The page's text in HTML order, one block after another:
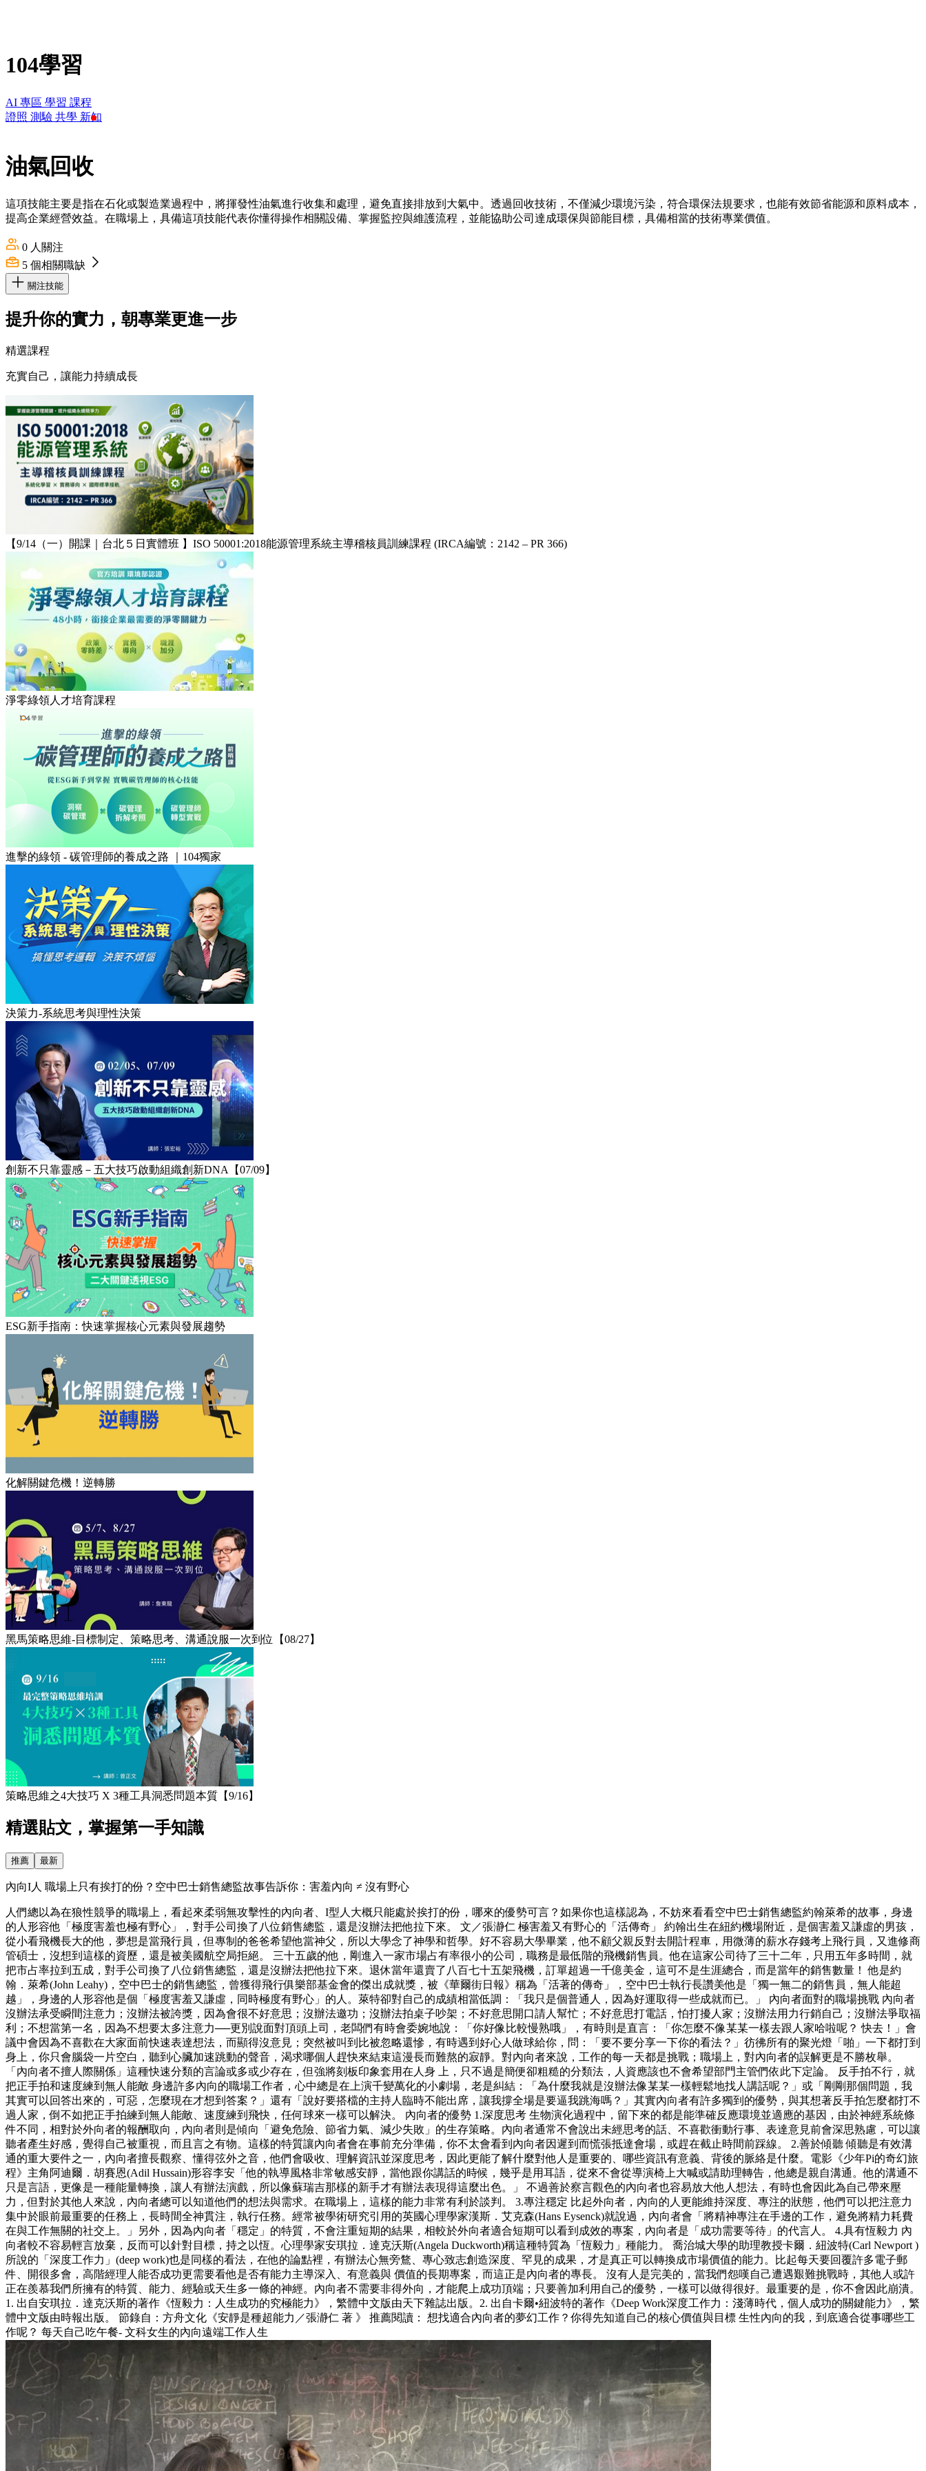
104學習
AI 專區 學習 課程
證照 測驗 共學 新知
油氣回收
這項技能主要是指在石化或製造業過程中，將揮發性油氣進行收集和處理，避免直接排放到大氣中。透過回收技術，不僅減少環境污染，符合環保法規要求，也能有效節省能源和原料成本，
提高企業經營效益。在職場上，具備這項技能代表你懂得操作相關設備、掌握監控與維護流程，並能協助公司達成環保與節能目標，具備相當的技術專業價值。
0 人關注
5 個相關職缺
關注技能
提升你的實力，朝專業更進一步
精選課程
充實自己，讓能力持續成長
【9/14（一）開課｜台北５日實體班 】ISO 50001:2018能源管理系統主導稽核員訓練課程 (IRCA編號：2142 – PR 366)
淨零綠領人才培育課程
進擊的綠領 - 碳管理師的養成之路 ｜104獨家
決策力-系統思考與理性決策
創新不只靠靈感－五大技巧啟動組織創新DNA【07/09】
ESG新手指南：快速掌握核心元素與發展趨勢
化解關鍵危機！逆轉勝
黑馬策略思維-目標制定、策略思考、溝通說服一次到位【08/27】
策略思維之4大技巧 X 3種工具洞悉問題本質【9/16】
精選貼文，掌握第一手知識
推薦 最新
內向I人 職場上只有挨打的份？空中巴士銷售總監故事告訴你：害羞內向 ≠ 沒有野心
人們總以為在狼性競爭的職場上，看起來柔弱無攻擊性的內向者、I型人大概只能處於挨打的份，哪來的優勢可言？如果你也這樣認為，不妨來看看空中巴士銷售總監約翰萊希的故事，身邊
的人形容他「極度害羞也極有野心」，對手公司換了八位銷售總監，還是沒辦法把他拉下來。 文／張瀞仁 極害羞又有野心的「活傳奇」 約翰出生在紐約機場附近，是個害羞又謙虛的男孩，
從小看飛機長大的他，夢想是當飛行員，但專制的爸爸希望他當神父，所以大學念了神學和哲學。好不容易大學畢業，他不顧父親反對去開計程車，用微薄的薪水存錢考上飛行員，又進修商
管碩士，沒想到這樣的資歷，還是被美國航空局拒絕。 三十五歲的他，剛進入一家市場占有率很小的公司，職務是最低階的飛機銷售員。他在這家公司待了三十二年，只用五年多時間，就
把市占率拉到五成，對手公司換了八位銷售總監，還是沒辦法把他拉下來。退休當年還賣了八百七十五架飛機，訂單超過一千億美金，這可不是生涯總合，而是當年的銷售數量！ 他是約
翰．萊希(John Leahy)，空中巴士的銷售總監，曾獲得飛行俱樂部基金會的傑出成就獎，被《華爾街日報》稱為「活著的傳奇」，空中巴士執行長讚美他是「獨一無二的銷售員，無人能超
越」，身邊的人形容他是個「極度害羞又謙虛，同時極度有野心」的人。萊特卻對自己的成績相當低調：「我只是個普通人，因為好運取得一些成就而已。」 內向者面對的職場挑戰 內向者
沒辦法承受瞬間注意力；沒辦法被誇獎，因為會很不好意思；沒辦法邀功；沒辦法拍桌子吵架；不好意思開口請人幫忙；不好意思打電話，怕打擾人家；沒辦法用力行銷自己；沒辦法爭取福
利；不想當第一名，因為不想要太多注意力──更別說面對頂頭上司，老闆們有時會委婉地說：「你好像比較慢熟哦」，有時則是直言：「你怎麼不像某某一樣去跟人家哈啦呢？ 快去！」會
議中會因為不喜歡在大家面前快速表達想法，而顯得沒意見；突然被叫到比被忽略還慘，有時遇到好心人做球給你，問：「要不要分享一下你的看法？」彷彿所有的聚光燈「啪」一下都打到
身上，你只會腦袋一片空白，聽到心臟加速跳動的聲音，渴求哪個人趕快來結束這漫長而難熬的寂靜。對內向者來說，工作的每一天都是挑戰；職場上，對內向者的誤解更是不勝枚舉。
「內向者不擅人際關係」這種快速分類的言論或多或少存在，但強將刻板印象套用在人身 上，只不過是簡便卻粗糙的分類法，人資應該也不會希望部門主管們依此下定論。 反手拍不行，就
把正手拍和速度練到無人能敵 身邊許多內向的職場工作者，心中總是在上演千變萬化的小劇場，老是糾結：「為什麼我就是沒辦法像某某一樣輕鬆地找人講話呢？」或「剛剛那個問題，我
其實可以回答出來的，可惡，怎麼現在才想到答案？」還有「說好要搭檔的主持人臨時不能出席，讓我撐全場是要逼我跳海嗎？」其實內向者有許多獨到的優勢，與其想著反手拍怎麼都打不
過人家，倒不如把正手拍練到無人能敵、速度練到飛快，任何球來一樣可以解決。 內向者的優勢 1.深度思考 生物演化過程中，留下來的都是能準確反應環境並適應的基因，由於神經系統條
件不同，相對於外向者的報酬取向，內向者則是傾向「避免危險、節省力氣、減少失敗」的生存策略。內向者通常不會說出未經思考的話、不喜歡衝動行事、表達意見前會深思熟慮，可以讓
聽者產生好感，覺得自己被重視，而且言之有物。這樣的特質讓內向者會在事前充分準備，你不太會看到內向者因遲到而慌張抵達會場，或趕在截止時間前踩線。 2.善於傾聽 傾聽是有效溝
通的重大要件之一，內向者擅長觀察、懂得弦外之音，他們會吸收、理解資訊並深度思考，因此更能了解什麼對他人是重要的、哪些資訊有意義、背後的脈絡是什麼。電影《少年Pi的奇幻旅
程》主角阿迪爾．胡賽恩(Adil Hussain)形容李安「他的執導風格非常敏感安靜，當他跟你講話的時候，幾乎是用耳語，從來不會從導演椅上大喊或請助理轉告，他總是親自溝通。他的溝通不
只是言語，更像是一種能量轉換，讓人有辦法演戲，所以像蘇瑞吉那樣的新手才有辦法表現得這麼出色。」 不過善於察言觀色的內向者也容易放大他人想法，有時也會因此為自己帶來壓
力，但對於其他人來說，內向者總可以知道他們的想法與需求。在職場上，這樣的能力非常有利於談判。 3.專注穩定 比起外向者，內向的人更能維持深度、專注的狀態，他們可以把注意力
集中於眼前最重要的任務上，長時間全神貫注，執行任務。經常被學術研究引用的英國心理學家漢斯．艾克森(Hans Eysenck)就說過，內向者會「將精神專注在手邊的工作，避免將精力耗費
在與工作無關的社交上。」另外，因為內向者「穩定」的特質，不會注重短期的結果，相較於外向者適合短期可以看到成效的專案，內向者是「成功需要等待」的代言人。 4.具有恆毅力 內
向者較不容易輕言放棄，反而可以針對目標，持之以恆。心理學家安琪拉．達克沃斯(Angela Duckworth)稱這種特質為「恆毅力」種能力。 喬治城大學的助理教授卡爾．紐波特(Carl Newport )
所說的「深度工作力」(deep work)也是同樣的看法，在他的論點裡，有辦法心無旁鶩、專心致志創造深度、罕見的成果，才是真正可以轉換成市場價值的能力。比起每天要回覆許多電子郵
件、開很多會，高階經理人能否成功更需要看他是否有能力主導深入、有意義與 價值的長期專案，而這正是內向者的專長。 沒有人是完美的，當我們怨嘆自己遭遇艱難挑戰時，其他人或許
正在羨慕我們所擁有的特質、能力、經驗或天生多一條的神經。內向者不需要非得外向，才能爬上成功頂端；只要善加利用自己的優勢，一樣可以做得很好。最重要的是，你不會因此崩潰。
1. 出自安琪拉．達克沃斯的著作《恆毅力：人生成功的究極能力》，繁體中文版由天下雜誌出版。2. 出自卡爾•紐波特的著作《Deep Work深度工作力：淺薄時代，個人成功的關鍵能力》，繁
體中文版由時報出版。 節錄自：方舟文化《安靜是種超能力／張瀞仁 著 》 推薦閱讀： 想找適合內向者的夢幻工作？你得先知道自己的核心價值與目標 生性內向的我，到底適合從事哪些工
作呢？ 每天自己吃午餐- 文科女生的內向遠端工作人生